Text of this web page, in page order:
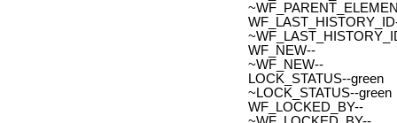
WF_NEW--
~WF_NEW--
LOCK_STATUS--green
~LOCK_STATUS--green
WF_LOCKED_BY--